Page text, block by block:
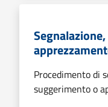
Procedimento di
suggerimento o